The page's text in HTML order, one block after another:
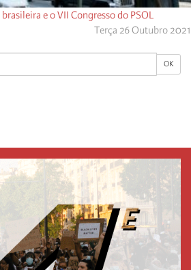
OK
e o VII Congresso do PSOL
Terça 26 Outubro 2021